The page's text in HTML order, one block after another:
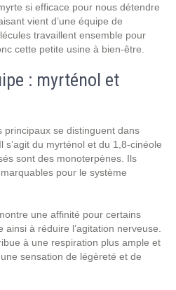
si efficace pour nous détendre
vient d’une équipe de
travaillent ensemble pour
cette petite usine à bien-être.
: myrténol et
principaux se distinguent dans
s’agit du myrténol et du 1,8-cinéole
sont des monoterpènes. Ils
pour le système
une affinité pour certains
à réduire l’agitation nerveuse.
à une respiration plus ample et
sensation de légèreté et de